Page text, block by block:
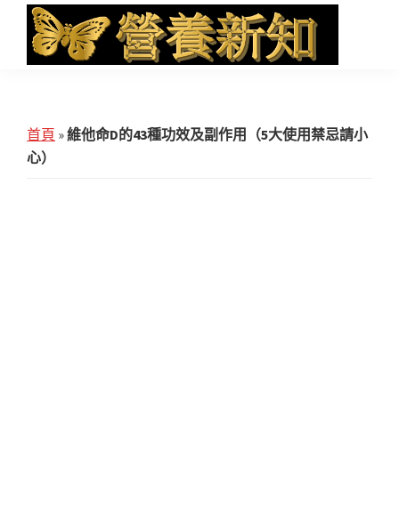
main
primary
footer
知
and
iHerb
首頁 »維他命D的43種功效及副作用（5大使用禁忌請小
心）